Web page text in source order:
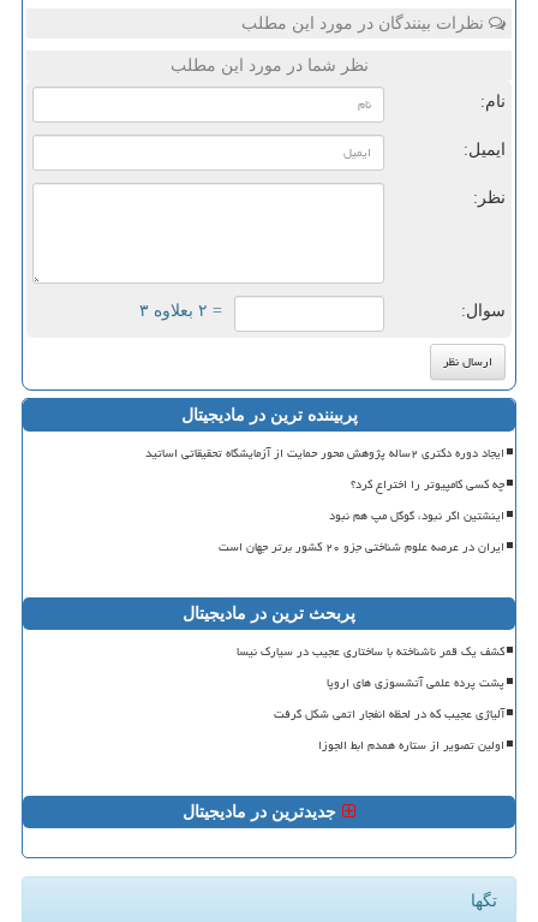
نظرات بینندگان در مورد این مطلب
نظر شما در مورد این مطلب
نام:
ایمیل:
نظر:
سوال: = ۲ بعلاوه ۳
پربیننده ترین در مادیجیتال
ایجاد دوره دکتری ۲ساله پژوهش محور حمایت از آزمایشگاه تحقیقاتی اساتید
چه کسی کامپیوتر را اختراع کرد؟
اینشتین اگر نبود، گوگل مپ هم نبود
ایران در عرصه علوم شناختی جزو ۲۰ کشور برتر جهان است
پربحث ترین در مادیجیتال
کشف یک قمر ناشناخته با ساختاری عجیب در سیارک نیسا
پشت پرده علمی آتشسوزی های اروپا
آلیاژی عجیب که در لحظه انفجار اتمی شکل گرفت
اولین تصویر از ستاره همدم ابط الجوزا
جدیدترین در مادیجیتال
تگها